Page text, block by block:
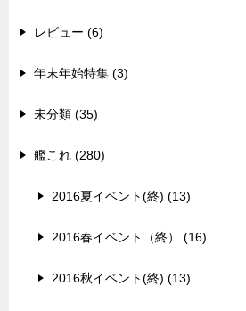
レビュー (6)
年末年始特集 (3)
未分類 (35)
艦これ (280)
2016夏イベント(終) (13)
2016春イベント（終） (16)
2016秋イベント(終) (13)